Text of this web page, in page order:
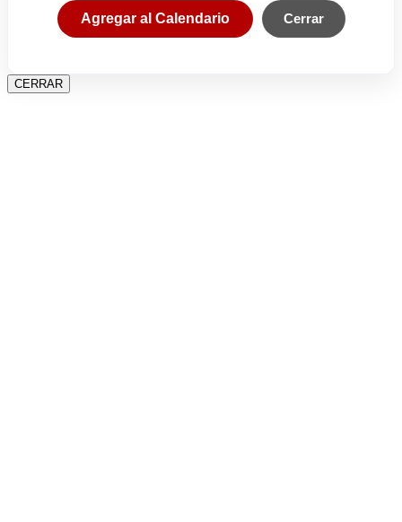
Agregar al Calendario Cerrar
CERRAR